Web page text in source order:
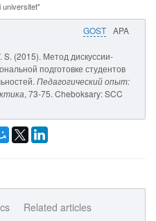
universitet"
GOST APA
S. (2015). Метод дискуссии-
подготовке студентов
Педагогический опыт:
, 73-75. Cheboksary: SCC
Related articles